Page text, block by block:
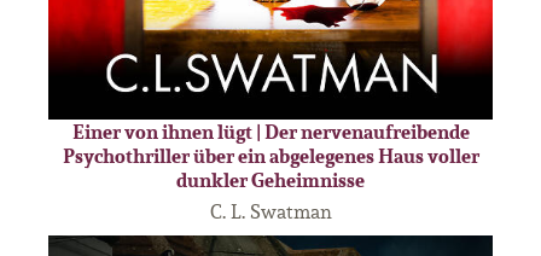
Einer von ihnen lügt | Der nervenaufreibende
Psychothriller über ein abgelegenes Haus voller
dunkler Geheimnisse
C. L. Swatman